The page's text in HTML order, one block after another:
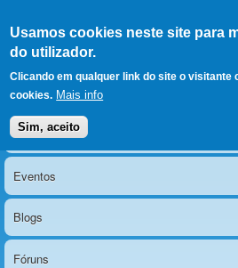
Usamos cookies neste site para
do utilizador.
Clicando em qualquer link do site o visitante
cookies. Mais info
Sim, aceito
O portal da visão
Menu principal
Notícias
Eventos
Blogs
Fóruns